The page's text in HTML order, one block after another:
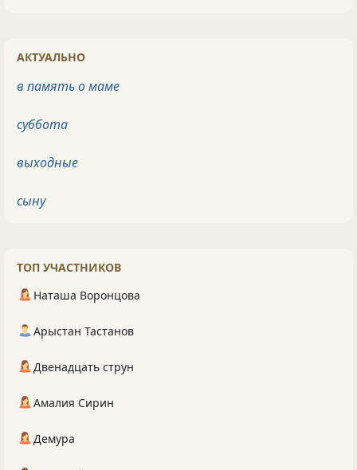
АКТУАЛЬНО
в память о маме
суббота
выходные
сыну
ТОП УЧАСТНИКОВ
Наташа Воронцова
Арыстан Тастанов
Двенадцать струн
Амалия Сирин
Демура